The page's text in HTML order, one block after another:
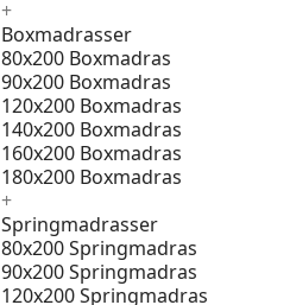
+
Boxmadrasser
80x200 Boxmadras
90x200 Boxmadras
120x200 Boxmadras
140x200 Boxmadras
160x200 Boxmadras
180x200 Boxmadras
+
Springmadrasser
80x200 Springmadras
90x200 Springmadras
120x200 Springmadras